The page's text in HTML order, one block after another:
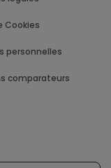
Cookies
personnelles
comparateurs